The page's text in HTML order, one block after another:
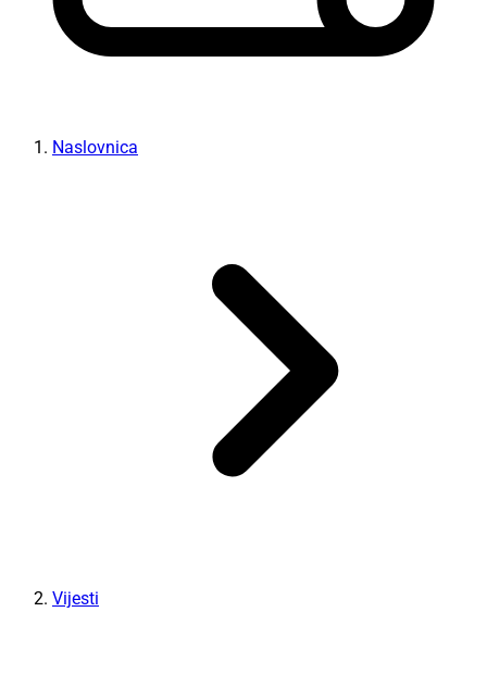
Naslovnica
Vijesti